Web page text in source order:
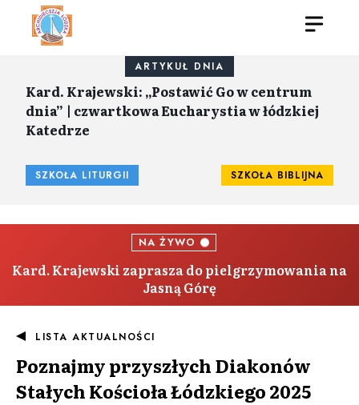
ARTYKUŁ DNIA
Kard. Krajewski: „Postawić Go w centrum
dnia” | czwartkowa Eucharystia w łódzkiej
Katedrze
SZKOŁA LITURGII SZKOŁA BIBLIJNA
NA ŻYWO
Kard. Krajewski zaprasza do pielgrzymowania na
Jasną Górę
LISTA AKTUALNOŚCI
Poznajmy przyszłych Diakonów
Stałych Kościoła Łódzkiego 2025